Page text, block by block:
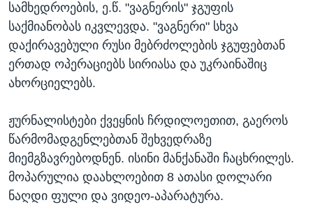
სამხედროების, ე.წ. "ვაგნერის" ჯგუფის
საქმიანობას იკვლევდა. "ვაგნერი" სხვა
დაქირავებული რუსი მებრძოლების ჯგუფებთან
ერთად ოპერაციებს სირიასა და უკრაინაშიც
ახორციელებს.
ჟურნალისტები ქვეყნის ჩრდილოეთით, გაეროს
წარმომადგენლებთან შეხვედრაზე
მიემგზავრებოდნენ. ისინი მანქანაში ჩაცხრილეს.
მოპარულია დაახლოებით 8 ათასი დოლარი
ნაღდი ფული და ვიდეო-აპარატურა.